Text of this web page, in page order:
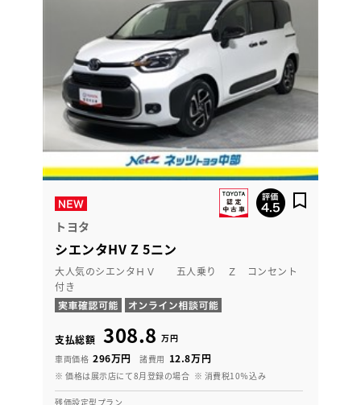
トヨタ
シエンタHV Z 5ニン
大人気のシエンタＨＶ 五人乗り Ｚ コンセント
付き
支払総額 308.8 万円
車両価格 296万円 諸費用 12.8万円
※ 価格は展示店にて8月登録の場合 ※ 消費税10％込み
残価設定型プラン